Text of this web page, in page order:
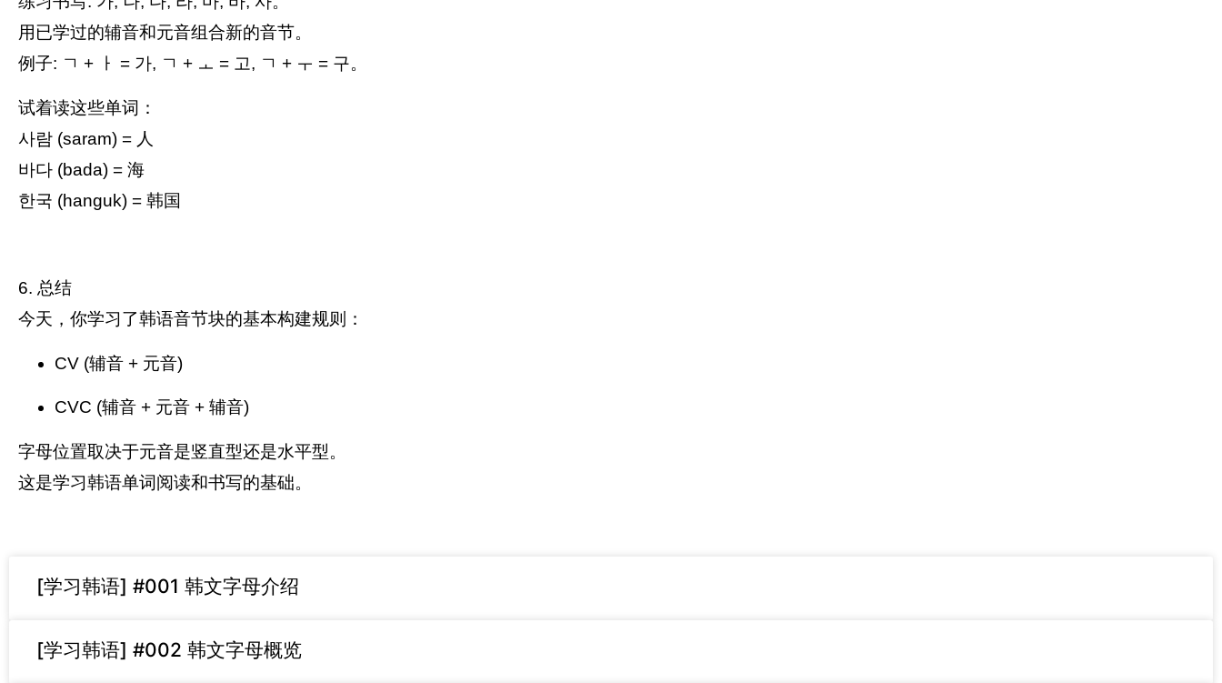
用已学过的辅音和元音组合新的音节。
例子: ㄱ + ㅏ = 가, ㄱ + ㅗ = 고, ㄱ + ㅜ = 구。
试着读这些单词：
사람 (saram) = 人
바다 (bada) = 海
한국 (hanguk) = 韩国
6. 总结
今天，你学习了韩语音节块的基本构建规则：
CV (辅音 + 元音)
CVC (辅音 + 元音 + 辅音)
字母位置取决于元音是竖直型还是水平型。
这是学习韩语单词阅读和书写的基础。
[学习韩语] #001 韩文字母介绍
[学习韩语] #002 韩文字母概览